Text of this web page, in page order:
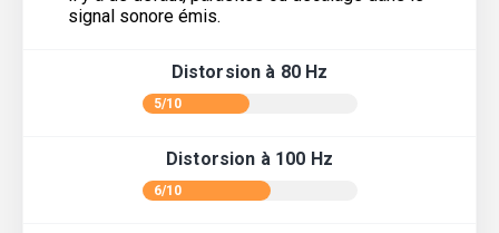
signal sonore émis.
Distorsion à 80 Hz
5/10
Distorsion à 100 Hz
6/10